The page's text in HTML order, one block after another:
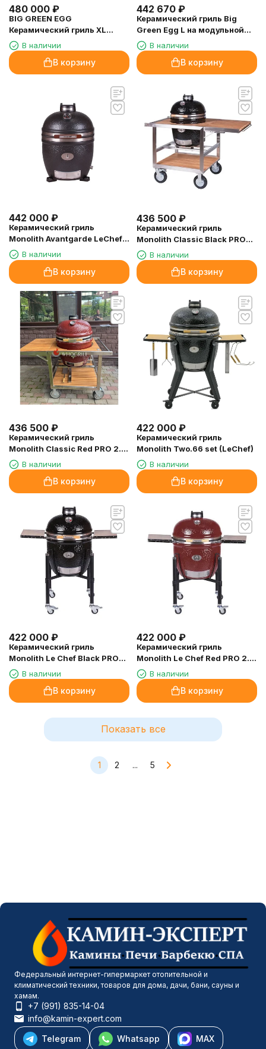
480 000 ₽
BIG GREEN EGG
Керамический гриль XL
ОЧЕНЬ БОЛЬШОЙ (диаметр
решетки 61см)
В наличии
В корзину
442 670 ₽
Керамический гриль Big
Green Egg L на модульной
подставке
В наличии
В корзину
442 000 ₽
Керамический гриль
Monolith Avantgarde LeChef
чёрный матовый
В наличии
В корзину
436 500 ₽
Керамический гриль
Monolith Classic Black PRO
2.0 со столом из тика Buggy
В наличии
В корзину
436 500 ₽
Керамический гриль
Monolith Classic Red PRO 2.0
со столом из тика Buggy
В наличии
В корзину
422 000 ₽
Керамический гриль
Monolith Two.66 set (LeChef)
В наличии
В корзину
422 000 ₽
Керамический гриль
Monolith Le Chef Black PRO
2.0 с ножками
В наличии
В корзину
422 000 ₽
Керамический гриль
Monolith Le Chef Red PRO 2.0
с ножками
В наличии
В корзину
Показать все
1 2 ... 5
Федеральный интернет-гипермаркет отопительной и
климатический техники, товаров для дома, дачи, бани, сауны и
хамам.
+7 (991) 835-14-04
info@kamin-expert.com
Telegram
Whatsapp MAX